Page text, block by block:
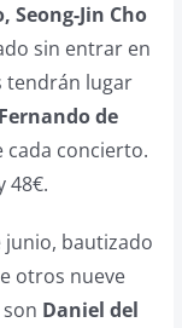
Seong-Jin Cho
sin entrar en
tendrán lugar
de
concierto.
48€.
junio, bautizado
otros nueve
Daniel del